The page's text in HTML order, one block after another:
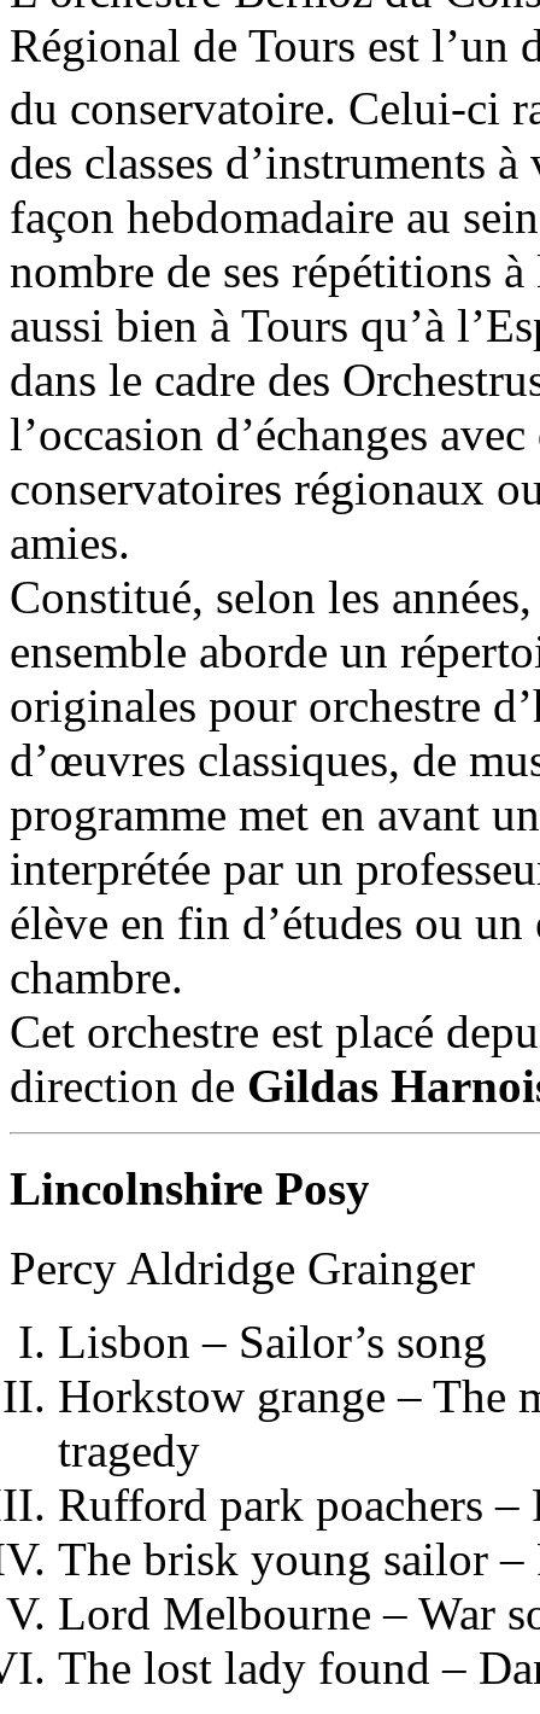
Régional de Tours est l’un
du conservatoire. Celui-ci
des classes d’instruments
façon hebdomadaire au
nombre de ses répétitions
aussi bien à Tours qu’à
dans le cadre des
l’occasion d’échanges
conservatoires régionaux
amies.
Constitué, selon les
ensemble aborde un
originales pour orchestre
d’œuvres classiques, de
programme met en avant
interprétée par un
élève en fin d’études ou
chambre.
Cet orchestre est placé
direction de Gildas
Lincolnshire Posy
Percy Aldridge Grainger
Lisbon – Sailor’s song
Horkstow grange – The
tragedy
Rufford park poachers –
The brisk young sailor
Lord Melbourne – War
The lost lady found –